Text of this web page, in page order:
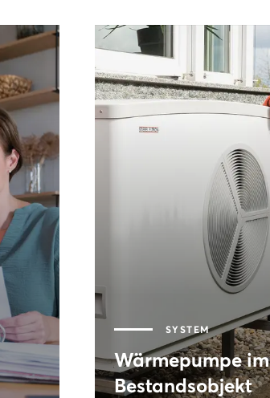
SYSTEM
Wärmepumpe im
Bestandsobjekt